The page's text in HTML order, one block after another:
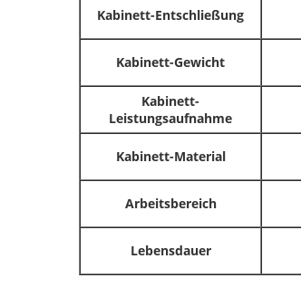
Kabinett-Entschließung
Kabinett-Gewicht
Kabinett-
Leistungsaufnahme
Kabinett-Material
Arbeitsbereich
Lebensdauer